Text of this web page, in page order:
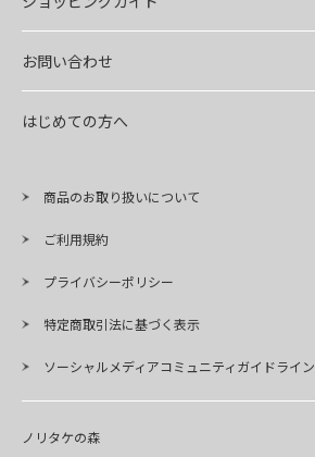
お問い合わせ
はじめての方へ
商品のお取り扱いについて
ご利用規約
プライバシーポリシー
特定商取引法に基づく表示
ソーシャルメディアコミュニティガイドライン
ノリタケの森